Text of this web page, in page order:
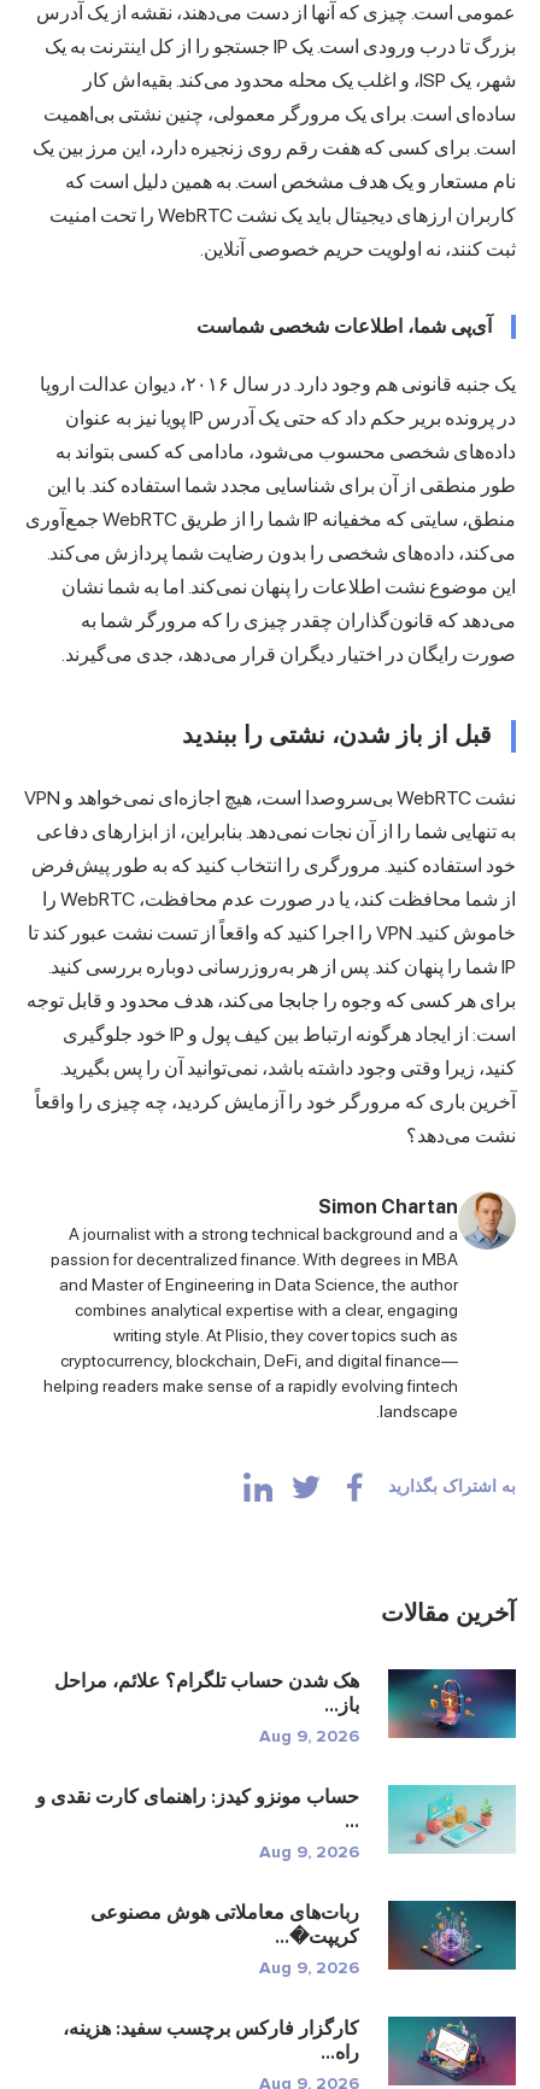
عمومی است. چیزی که آنها از دست می‌دهند، نقشه از یک آدرس
بزرگ تا درب ورودی است. یک IP جستجو را از کل اینترنت به یک
شهر، یک ISP، و اغلب یک محله محدود می‌کند. بقیه‌اش کار
ساده‌ای است. برای یک مرورگر معمولی، چنین نشتی بی‌اهمیت
است. برای کسی که هفت رقم روی زنجیره دارد، این مرز بین یک
نام مستعار و یک هدف مشخص است. به همین دلیل است که
کاربران ارزهای دیجیتال باید یک نشت WebRTC را تحت امنیت
ثبت کنند، نه اولویت حریم خصوصی آنلاین.
آی‌پی شما، اطلاعات شخصی شماست
یک جنبه قانونی هم وجود دارد. در سال ۲۰۱۶، دیوان عدالت اروپا
در پرونده بریر حکم داد که حتی یک آدرس IP پویا نیز به عنوان
داده‌های شخصی محسوب می‌شود، مادامی که کسی بتواند به
طور منطقی از آن برای شناسایی مجدد شما استفاده کند. با این
منطق، سایتی که مخفیانه IP شما را از طریق WebRTC جمع‌آوری
می‌کند، داده‌های شخصی را بدون رضایت شما پردازش می‌کند.
این موضوع نشت اطلاعات را پنهان نمی‌کند. اما به شما نشان
می‌دهد که قانون‌گذاران چقدر چیزی را که مرورگر شما به
صورت رایگان در اختیار دیگران قرار می‌دهد، جدی می‌گیرند.
قبل از باز شدن، نشتی را ببندید
نشت WebRTC بی‌سروصدا است، هیچ اجازه‌ای نمی‌خواهد و VPN
به تنهایی شما را از آن نجات نمی‌دهد. بنابراین، از ابزارهای دفاعی
خود استفاده کنید. مرورگری را انتخاب کنید که به طور پیش‌فرض
از شما محافظت کند، یا در صورت عدم محافظت، WebRTC را
خاموش کنید. VPN را اجرا کنید که واقعاً از تست نشت عبور کند تا
IP شما را پنهان کند. پس از هر به‌روزرسانی دوباره بررسی کنید.
برای هر کسی که وجوه را جابجا می‌کند، هدف محدود و قابل توجه
است: از ایجاد هرگونه ارتباط بین کیف پول و IP خود جلوگیری
کنید، زیرا وقتی وجود داشته باشد، نمی‌توانید آن را پس بگیرید.
آخرین باری که مرورگر خود را آزمایش کردید، چه چیزی را واقعاً
نشت می‌دهد؟
Simon Chartan
A journalist with a strong technical background and a
passion for decentralized finance. With degrees in MBA
and Master of Engineering in Data Science, the author
combines analytical expertise with a clear, engaging
writing style. At Plisio, they cover topics such as
cryptocurrency, blockchain, DeFi, and digital finance—
helping readers make sense of a rapidly evolving fintech
landscape.
به اشتراک بگذارید
آخرین مقالات
هک شدن حساب تلگرام؟ علائم، مراحل
باز...
Aug 9, 2026
حساب مونزو کیدز: راهنمای کارت نقدی و
...
Aug 9, 2026
ربات‌های معاملاتی هوش مصنوعی
کریپت�...
Aug 9, 2026
کارگزار فارکس برچسب سفید: هزینه،
راه...
Aug 9, 2026